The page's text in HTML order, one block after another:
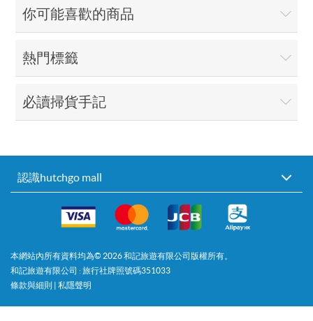
你可能喜歡的商品
熱門標籤
必讀掃貨手記
認識hutchgo mall
本網站內所有資料均為© 2026和記旅遊有限公司版權所有。
和記旅遊有限公司 : 旅行社牌照號碼351033
條款與細則 | 私隱聲明